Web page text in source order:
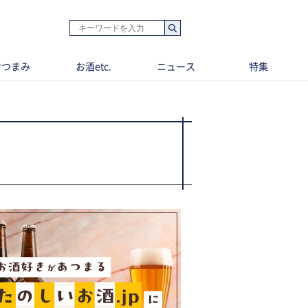
まみ お酒etc. ニュース 特集